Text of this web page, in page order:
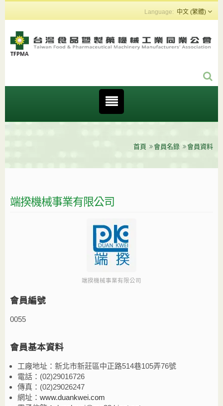
中文 (繁體)
首頁 會員名錄 會員資料
端揆機械事業有限公司
端揆機械事業有限公司
會員編號
0055
會員基本資料
工廠地址：新北市新莊區中正路514巷105弄76號
電話：(02)29016726
傳真：(02)29026247
網址： www.duankwei.com